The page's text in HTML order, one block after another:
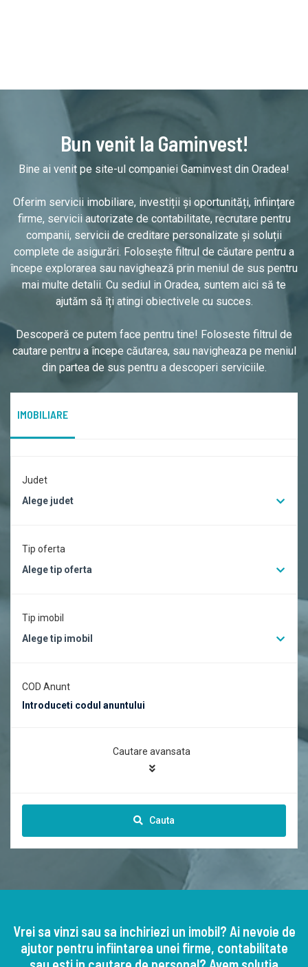
Bun venit la Gaminvest!
Bine ai venit pe site-ul companiei Gaminvest din Oradea!
Oferim servicii imobiliare, investiții și oportunități, înființare
firme, servicii autorizate de contabilitate, recrutare pentru
companii, servicii de creditare personalizate și soluții
complete de asigurări. Folosește filtrul de căutare pentru a
începe explorarea sau navighează prin meniul de sus pentru
mai multe detalii. Cu sediul in Oradea, suntem aici să te
ajutăm să îți atingi obiectivele cu succes.
Descoperă ce putem face pentru tine! Foloseste filtrul de
cautare pentru a începe căutarea, sau navigheaza pe meniul
din partea de sus pentru a descoperi serviciile.
IMOBILIARE
Judet
Alege judet
Tip oferta
Alege tip oferta
Tip imobil
Alege tip imobil
COD Anunt
Cautare avansata
Cauta
Vrei sa vinzi sau sa inchiriezi un imobil? Ai nevoie de
ajutor pentru infiintarea unei firme, contabilitate